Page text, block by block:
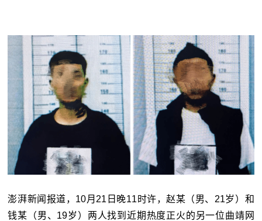
澎湃新闻报道，10月21日晚11时许，赵某（男、21岁）和
钱某（男、19岁）两人找到近期热度正火的另一位曲靖网